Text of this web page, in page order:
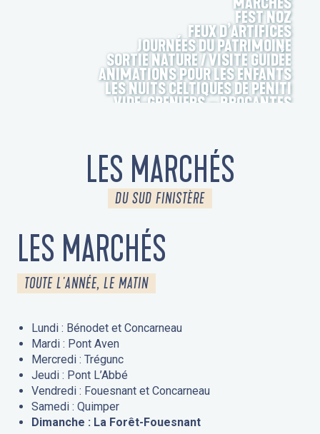
FEST NOZ
FEUX D’ARTIFICES
JOURNÉES DU PATRIMOINE
SORTIE NATURE / VISITE GUIDÉE
ANIMATIONS POUR LES ENFANTS
LES NUITS CELTIQUES DE PENITI
VIDE-GRENIERS – BROCANTES
LES MARCHÉS
DU SUD FINISTÈRE
LES MARCHÉS
TOUTE L'ANNÉE, LE MATIN
Lundi : Bénodet et Concarneau
Mardi : Pont Aven
Mercredi : Trégunc
Jeudi : Pont L’Abbé
Vendredi : Fouesnant et Concarneau
Samedi : Quimper
Dimanche : La Forêt-Fouesnant